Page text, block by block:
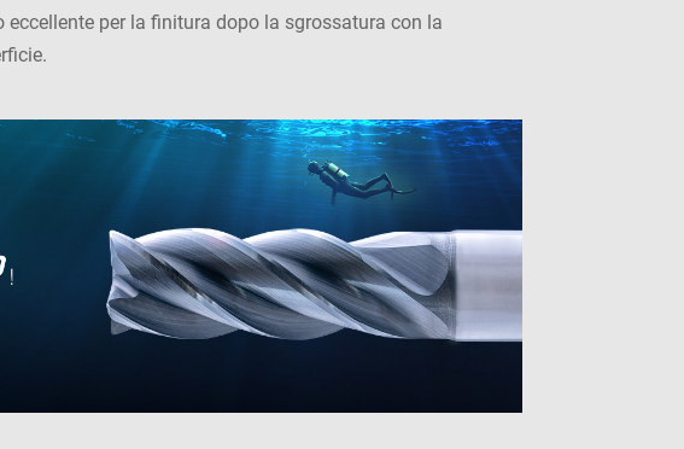
per la finitura dopo la sgrossatura con la